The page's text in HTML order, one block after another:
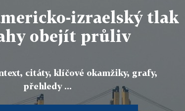
izraelský tlak
obejít průliv
citáty, klíčové okamžiky, grafy,
přehledy ...